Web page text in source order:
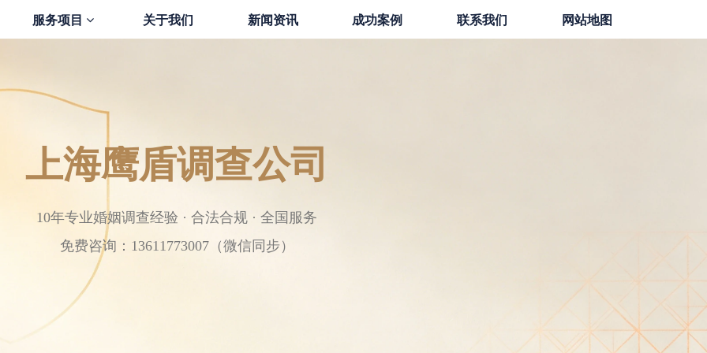
服务项目 关于我们 新闻资讯 成功案例 联系我们 网站地图
上海鹰盾调查公司
10年专业婚姻调查经验 · 合法合规 · 全国服务
免费咨询：13611773007（微信同步）